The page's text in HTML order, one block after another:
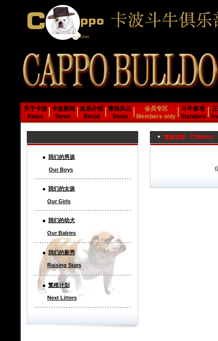
关于卡波
About
卡波新闻
News
血系介绍
Blood
赛场风云
Show
会员专区
Members only
斗牛标准
Standard
我们的男孩
Our Boys
我们的女孩
Our Girls
我们的幼犬
Our Babies
我们的新秀
Raising Stars
繁殖计划
Next Litters
繁殖成果 Children